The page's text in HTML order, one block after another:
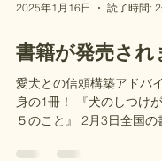
2025年1月16日 読了時間:
書籍が発売され